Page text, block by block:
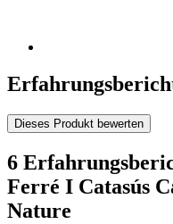
Dieses Produkt bewerten
6
Ferré I Catasús
Nature